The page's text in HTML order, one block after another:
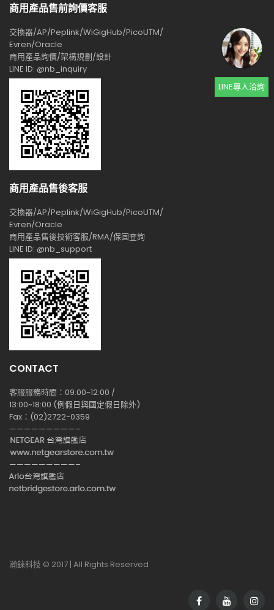
商用產品售前詢價客服
交換器/AP/Peplink/WiGigHub/PicoUTM/
Evren/Oracle
商用產品詢價/架構規劃/設計
LINE ID: @nb_inquiry
商用產品售後客服
交換器/AP/Peplink/WiGigHub/PicoUTM/
Evren/Oracle
商用產品售後技術客服/RMA/保固查詢
LINE ID: @nb_support
CONTACT
客服服務時間：09:00~12:00 /
13:00~18:00 (例假日與國定假日除外)
Fax：(02)2722-0359
—————————–
—————————–
LINE專人洽詢
瀚錸科技 © 2017 | All Rights Reserved